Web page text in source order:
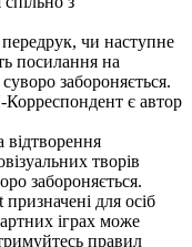
чи наступне
посилання на
забороняється.
Корреспондент є автор
відтворення
творів
забороняється.
для осіб
іграх може
правил